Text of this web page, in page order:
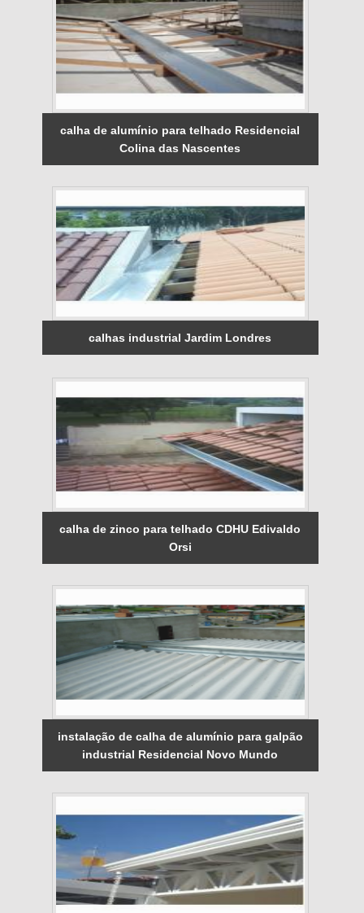
calha de alumínio para telhado Residencial
Colina das Nascentes
calhas industrial Jardim Londres
calha de zinco para telhado CDHU Edivaldo
Orsi
instalação de calha de alumínio para galpão
industrial Residencial Novo Mundo